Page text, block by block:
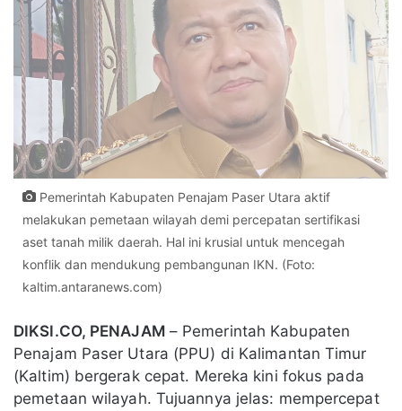
Pemerintah Kabupaten Penajam Paser Utara aktif
melakukan pemetaan wilayah demi percepatan sertifikasi
aset tanah milik daerah. Hal ini krusial untuk mencegah
konflik dan mendukung pembangunan IKN. (Foto:
kaltim.antaranews.com)
DIKSI.CO, PENAJAM– Pemerintah Kabupaten
Penajam Paser Utara (PPU) di Kalimantan Timur
(Kaltim) bergerak cepat. Mereka kini fokus pada
pemetaan wilayah. Tujuannya jelas: mempercepat